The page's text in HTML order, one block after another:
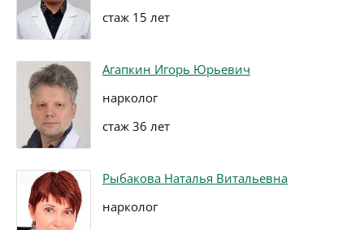
стаж 15 лет
Агапкин Игорь Юрьевич
нарколог
стаж 36 лет
Рыбакова Наталья Витальевна
нарколог